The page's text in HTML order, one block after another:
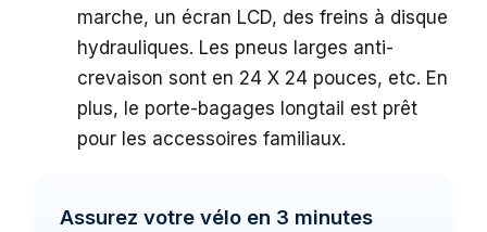
marche, un écran LCD, des freins à disque
hydrauliques. Les pneus larges anti-
crevaison sont en 24 X 24 pouces, etc. En
plus, le porte-bagages longtail est prêt
pour les accessoires familiaux.
Assurez votre vélo en 3 minutes